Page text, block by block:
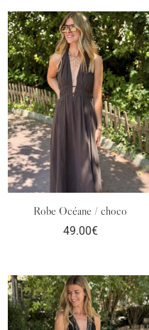
Robe Océane / choco
49.00€